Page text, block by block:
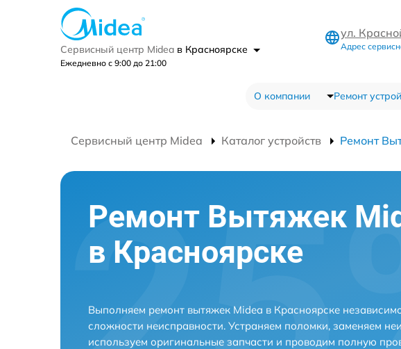
Сервисный центр Midea в Красноярске
Ежедневно с 9:00 до 21:00
ул.
Адрес
О компании Ремонт
Сервисный центр Midea Каталог устройств Ремонт
Ремонт Вытяжек
в Красноярске
Выполняем ремонт вытяжек Midea в Красноярске
сложности неисправности. Устраняем поломки, заменяем
используем оригинальные запчасти и проводим полную